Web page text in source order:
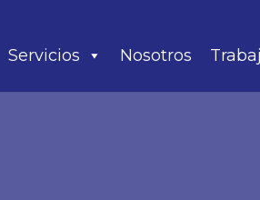
Servicios Nosotros